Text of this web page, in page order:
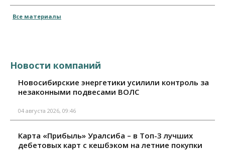
Все материалы
Новости компаний
Новосибирские энергетики усилили контроль за
незаконными подвесами ВОЛС
04 августа 2026, 09:46
Карта «Прибыль» Уралсиба – в Топ-3 лучших
дебетовых карт с кешбэком на летние покупки